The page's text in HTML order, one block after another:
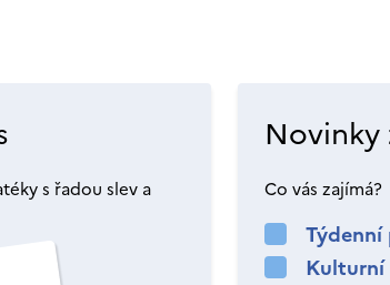
s řadou slev a
Novinky
Co vás zajímá?
Týdenní
Kulturní